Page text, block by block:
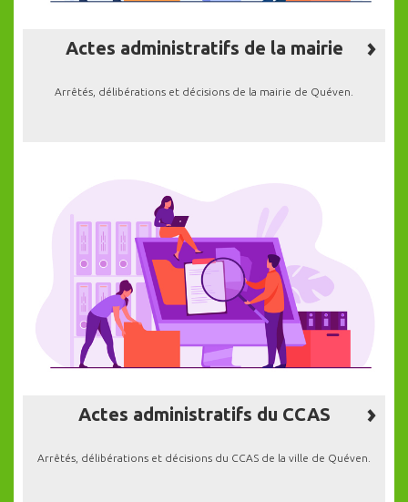
Actes administratifs de la mairie
Arrêtés, délibérations et décisions de la mairie de Quéven.
Actes administratifs du CCAS
Arrêtés, délibérations et décisions du CCAS de la ville de Quéven.